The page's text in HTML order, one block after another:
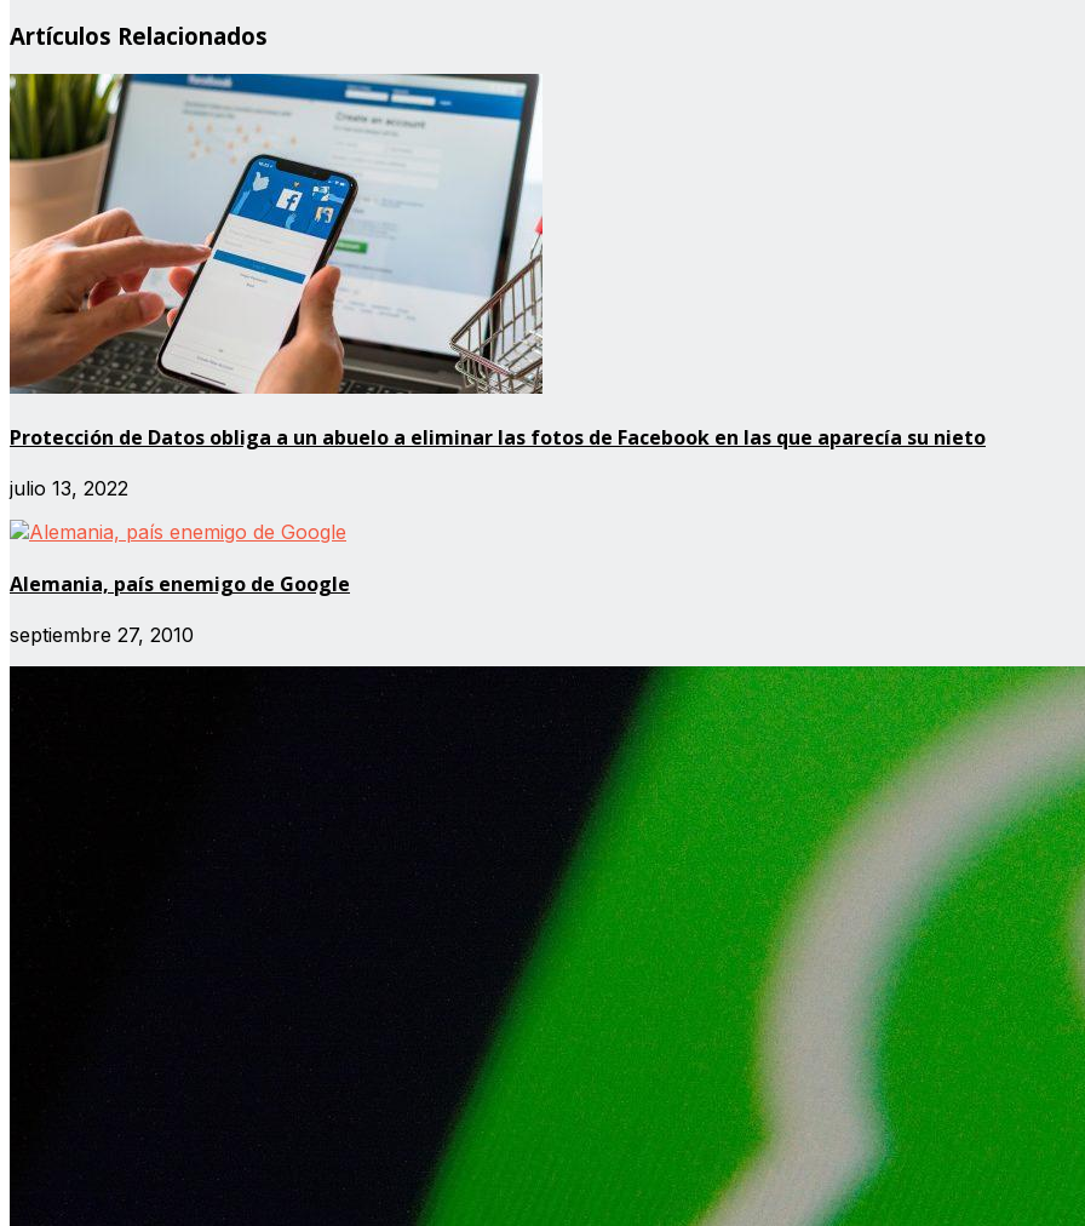
Artículos Relacionados
Protección de Datos obliga a un abuelo a eliminar las fotos de Facebook en las que aparecía su nieto
julio 13, 2022
Alemania, país enemigo de Google
septiembre 27, 2010